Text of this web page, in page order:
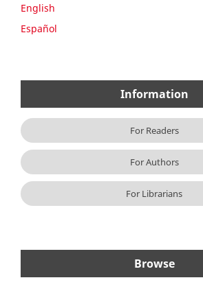
English
Español
Information
For Readers
For Authors
For Librarians
Browse